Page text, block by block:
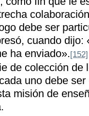
debe ser
cuando
ha enviado».[152]
de colección de
uno debe
misión de